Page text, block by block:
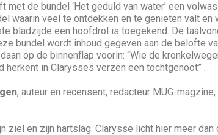
met de bundel ‘Het geduld van water’ een
waarin veel te ontdekken en te genieten valt en
bladzijde een hoofdrol is toegekend. De
bundel wordt inhoud gegeven aan de belofte
op de binnenflap voorin: “Wie de
in Clarysses verzen een tochtgenoot” .
, auteur en recensent, redacteur MUG-magzine,
ziel en zijn hartslag. Clarysse licht hier meer dan